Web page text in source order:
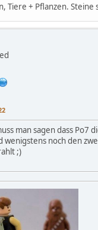
Tiere + Pflanzen. Steine
man sagen dass Po7
wenigstens noch den
;)